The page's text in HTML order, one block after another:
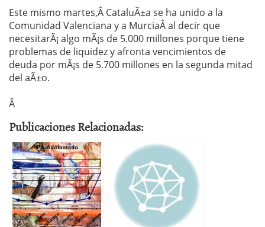
Este mismo martes,Â CataluÃ±a se ha unido a la
Comunidad Valenciana y a MurciaÂ al decir que
necesitarÃ¡ algo mÃ¡s de 5.000 millones porque tiene
problemas de liquidez y afronta vencimientos de
deuda por mÃ¡s de 5.700 millones en la segunda mitad
del aÃ±o.
Â
Publicaciones Relacionadas: